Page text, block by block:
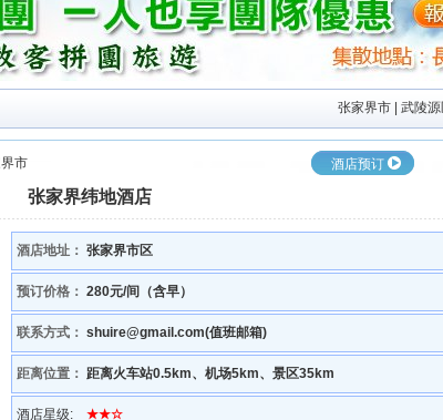
张家界市 武陵源
市 酒店预订
张家界纬地酒店
酒店地址： 张家界市区
预订价格： 280元/间（含早）
联系方式： shuire@gmail.com(值班邮箱)
距离位置： 距离火车站0.5km、机场5km、景区35km
酒店星级: ★★☆